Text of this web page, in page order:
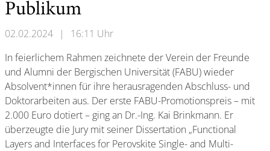
Publikum
02.02.2024 |
16:11 Uhr
In feierlichem Rahmen zeichnete der Verein der Freunde
und Alumni der Bergischen Universität (FABU) wieder
Absolvent*innen für ihre herausragenden Abschluss- und
Doktorarbeiten aus. Der erste FABU-Promotionspreis – mit
2.000 Euro dotiert – ging an Dr.-Ing. Kai Brinkmann. Er
überzeugte die Jury mit seiner Dissertation „Functional
Layers and Interfaces for Perovskite Single- and Multi-